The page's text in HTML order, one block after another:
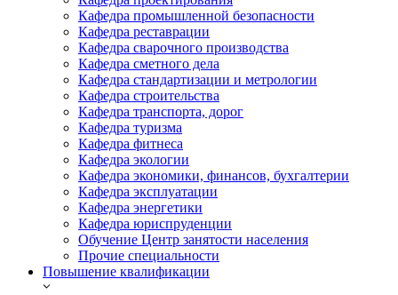
Кафедра промышленной безопасности
Кафедра реставрации
Кафедра сварочного производства
Кафедра сметного дела
Кафедра стандартизации и метрологии
Кафедра строительства
Кафедра транспорта, дорог
Кафедра туризма
Кафедра фитнеса
Кафедра экологии
Кафедра экономики, финансов, бухгалтерии
Кафедра эксплуатации
Кафедра энергетики
Кафедра юриспруденции
Обучение Центр занятости населения
Прочие специальности
Повышение квалификации